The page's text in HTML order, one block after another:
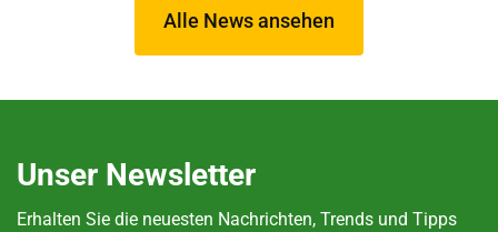
Alle News ansehen
Unser Newsletter
Erhalten Sie die neuesten Nachrichten, Trends und Tipps